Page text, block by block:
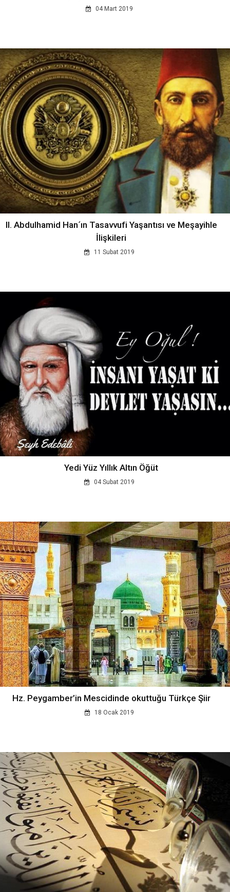
04 Mart 2019
II. Abdulhamid Han´ın Tasavvufi Yaşantısı ve Meşayihle
İlişkileri
11 Subat 2019
Yedi Yüz Yıllık Altın Öğüt
04 Subat 2019
Hz. Peygamber’in Mescidinde okuttuğu Türkçe Şiir
18 Ocak 2019